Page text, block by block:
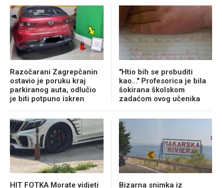
Razočarani Zagrepčanin
ostavio je poruku kraj
parkiranog auta, odlučio
je biti potpuno iskren
"Htio bih se probuditi
kao..." Profesorica je bila
šokirana školskom
zadaćom ovog učenika
HIT FOTKA Morate vidjeti Bizarna snimka iz